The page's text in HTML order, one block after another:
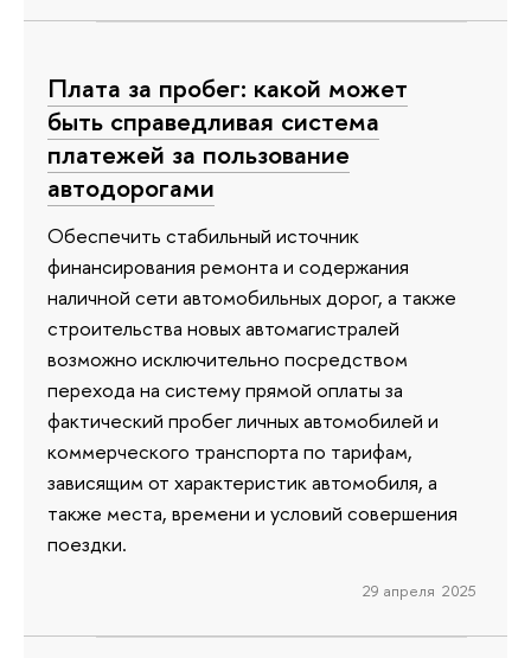
Плата за пробег: какой может
быть справедливая система
платежей за пользование
автодорогами
Обеспечить стабильный источник
финансирования ремонта и содержания
наличной сети автомобильных дорог, а также
строительства новых автомагистралей
возможно исключительно посредством
перехода на систему прямой оплаты за
фактический пробег личных автомобилей и
коммерческого транспорта по тарифам,
зависящим от характеристик автомобиля, а
также места, времени и условий совершения
поездки.
29 апреля 2025